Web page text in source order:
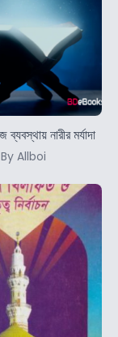
ব্যবস্থায় নারীর মর্যাদা
By Allboi